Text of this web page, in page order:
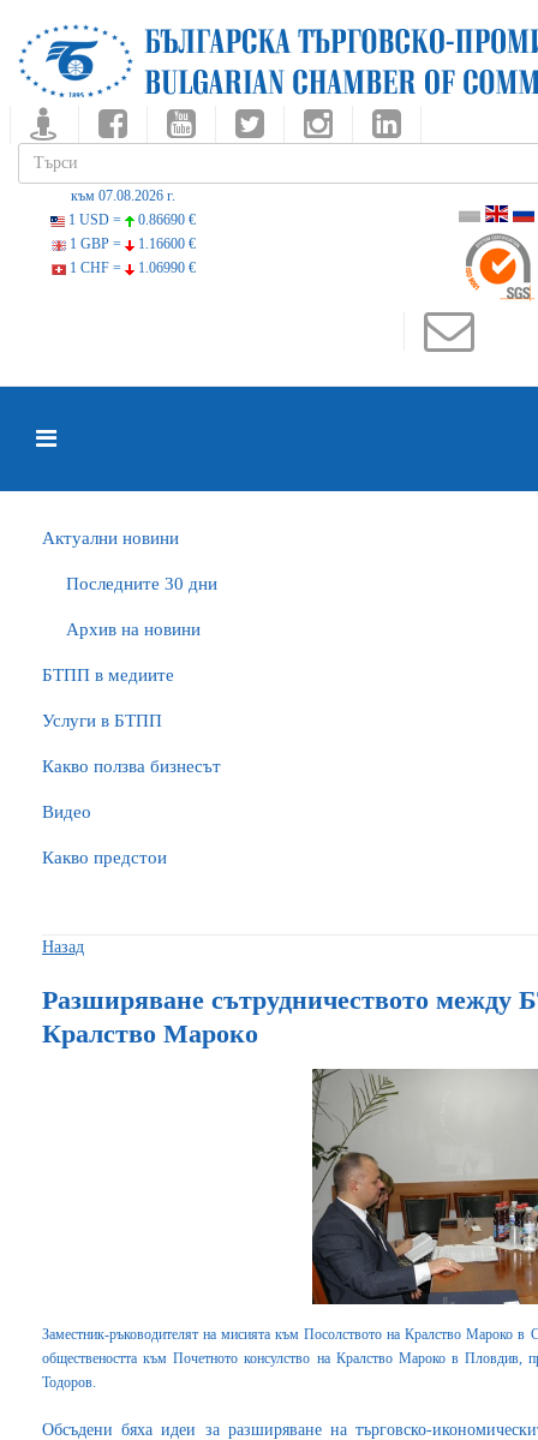
към 07.08.2026 г.
1 USD =
0.86690 €
1 GBP =
1.16600 €
1 CHF =
1.06990 €
Актуални новини
Последните 30 дни
Архив на новини
БTПП в медиите
Услуги в БТПП
Какво ползва бизнесът
Видео
Какво предстои
Назад
Разширяване сътрудничеството между
Кралство Мароко
Заместник-ръководителят на мисията към Посолството на Кралство
обществеността към Почетното консулство на Кралство Мароко в Пловдив,
Тодоров.
Обсъдени бяха идеи за разширяване на търговско-